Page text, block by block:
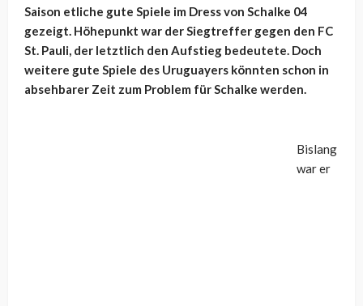
Saison etliche gute Spiele im Dress von Schalke 04
gezeigt. Höhepunkt war der Siegtreffer gegen den FC
St. Pauli, der letztlich den Aufstieg bedeutete. Doch
weitere gute Spiele des Uruguayers könnten schon in
absehbarer Zeit zum Problem für Schalke werden.
Bislang
war er